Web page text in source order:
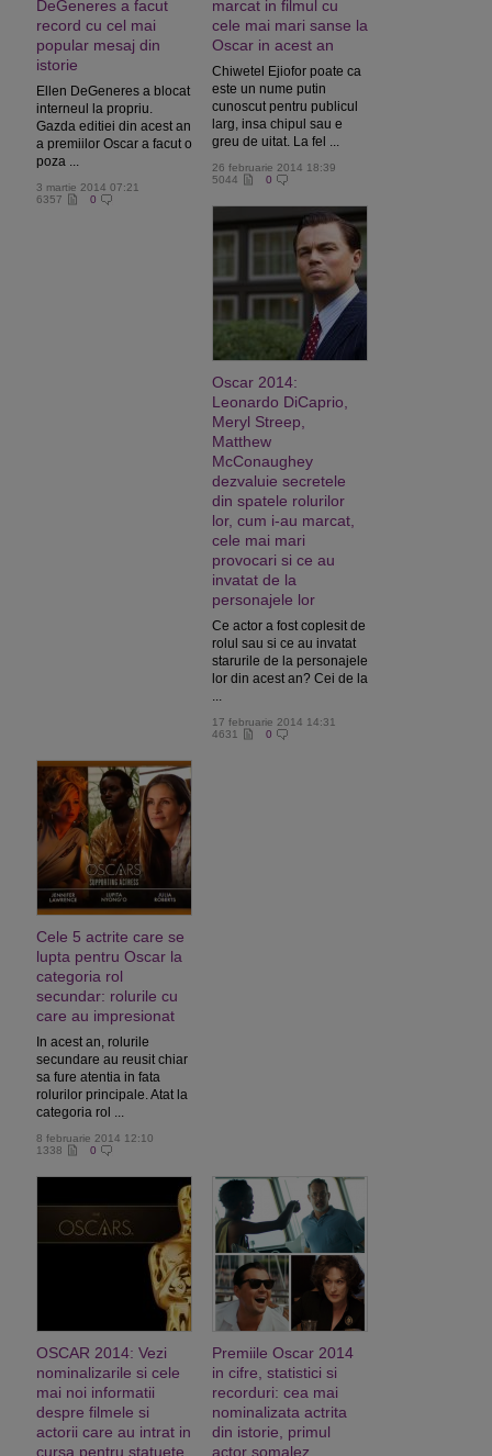
DeGeneres a facut
record cu cel mai
popular mesaj din
istorie
Ellen DeGeneres a blocat
interneul la propriu.
Gazda editiei din acest an
a premiilor Oscar a facut o
poza ...
3 martie 2014 07:21
6357
0
marcat in filmul cu
cele mai mari sanse la
Oscar in acest an
Chiwetel Ejiofor poate ca
este un nume putin
cunoscut pentru publicul
larg, insa chipul sau e
greu de uitat. La fel ...
26 februarie 2014 18:39
5044
0
Oscar 2014:
Leonardo DiCaprio,
Meryl Streep,
Matthew
McConaughey
dezvaluie secretele
din spatele rolurilor
lor, cum i-au marcat,
cele mai mari
provocari si ce au
invatat de la
personajele lor
Ce actor a fost coplesit de
rolul sau si ce au invatat
starurile de la personajele
lor din acest an? Cei de la
...
17 februarie 2014 14:31
4631
0
Cele 5 actrite care se
lupta pentru Oscar la
categoria rol
secundar: rolurile cu
care au impresionat
In acest an, rolurile
secundare au reusit chiar
sa fure atentia in fata
rolurilor principale. Atat la
categoria rol ...
8 februarie 2014 12:10
1338
0
OSCAR 2014: Vezi
nominalizarile si cele
mai noi informatii
despre filmele si
actorii care au intrat in
cursa pentru statuete
Premiile Oscar 2014
in cifre, statistici si
recorduri: cea mai
nominalizata actrita
din istorie, primul
actor somalez